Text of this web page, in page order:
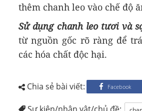
thêm chanh leo vào chế độ
Sử dụng chanh leo tươi và
từ nguồn gốc rõ ràng để
các hóa chất độc hại.
Chia sẻ bài viết:
Facebook